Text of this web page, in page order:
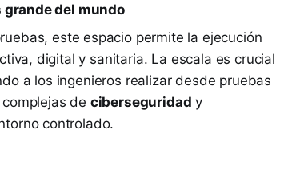
grande del mundo
este espacio permite la ejecución
digital y sanitaria. La escala es crucial
a los ingenieros realizar desde pruebas
de ciberseguridad y
controlado.